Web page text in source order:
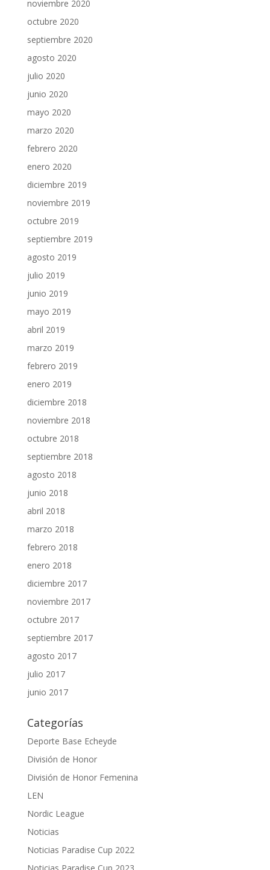
noviembre 2020
octubre 2020
septiembre 2020
agosto 2020
julio 2020
junio 2020
mayo 2020
marzo 2020
febrero 2020
enero 2020
diciembre 2019
noviembre 2019
octubre 2019
septiembre 2019
agosto 2019
julio 2019
junio 2019
mayo 2019
abril 2019
marzo 2019
febrero 2019
enero 2019
diciembre 2018
noviembre 2018
octubre 2018
septiembre 2018
agosto 2018
junio 2018
abril 2018
marzo 2018
febrero 2018
enero 2018
diciembre 2017
noviembre 2017
octubre 2017
septiembre 2017
agosto 2017
julio 2017
junio 2017
Categorías
Deporte Base Echeyde
División de Honor
División de Honor Femenina
LEN
Nordic League
Noticias
Noticias Paradise Cup 2022